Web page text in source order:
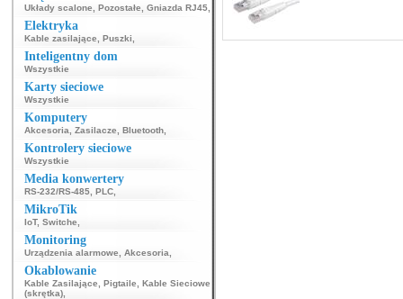
Układy scalone Pozostałe Gniazda RJ45
Elektryka
Kable zasilające Puszki
Inteligentny dom
Wszystkie
Karty sieciowe
Wszystkie
Komputery
Akcesoria Zasilacze Bluetooth
Kontrolery sieciowe
Wszystkie
Media konwertery
RS-232/RS-485 PLC
MikroTik
IoT, Switche
Monitoring
Urządzenia alarmowe Akcesoria
Okablowanie
Kable Zasilające Pigtaile
Kable Sieciowe
(skrętka)